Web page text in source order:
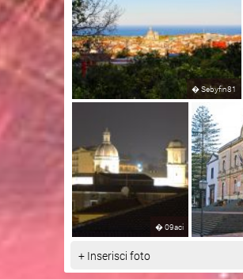
�Sebyfin81
�09aci
+ Inserisci foto